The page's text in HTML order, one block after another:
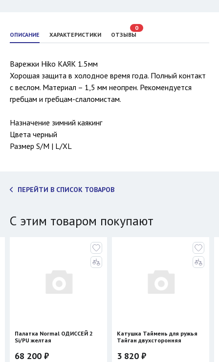
ОПИСАНИЕ ХАРАКТЕРИСТИКИ ОТЗЫВЫ
0
Варежки Hiko КАЯК 1.5мм
Хорошая защита в холодное время года. Полный контакт
с веслом. Материал – 1,5 мм неопрен. Рекомендуется
гребцам и гребцам-слаломистам.
Назначение зимний каякинг
Цвета черный
Размер S/M | L/XL
ПЕРЕЙТИ В СПИСОК ТОВАРОВ
С этим товаром покупают
Палатка Normal ОДИССЕЙ 2
Si/PU желтая
68 200 ₽
Катушка Таймень для ружья
Тайган двухсторонняя
3 820 ₽